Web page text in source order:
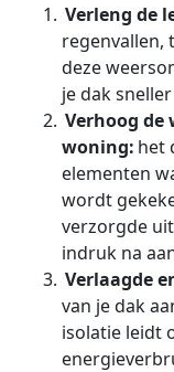
Verleng de
regenvallen,
deze
je dak
Verhoog
woning: het
elementen
wordt
verzorgde
indruk na
Verlaagde
van je dak
isolatie leidt